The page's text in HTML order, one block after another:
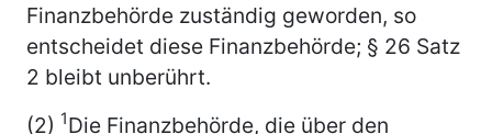
Finanzbehörde zuständig geworden, so
entscheidet diese Finanzbehörde; § 26 Satz
2 bleibt unberührt.
(2) 1Die Finanzbehörde, die über den